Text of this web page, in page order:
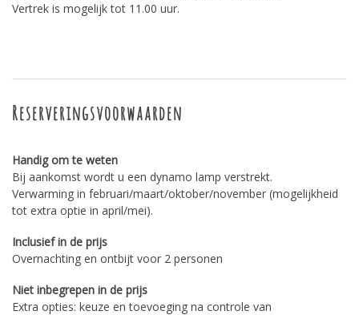
Vertrek is mogelijk tot 11.00 uur.
Reserveringsvoorwaarden
Handig om te weten
Bij aankomst wordt u een dynamo lamp verstrekt.
Verwarming in februari/maart/oktober/november (mogelijkheid
tot extra optie in april/mei).
Inclusief in de prijs
Overnachting en ontbijt voor 2 personen
Niet inbegrepen in de prijs
Extra opties: keuze en toevoeging na controle van